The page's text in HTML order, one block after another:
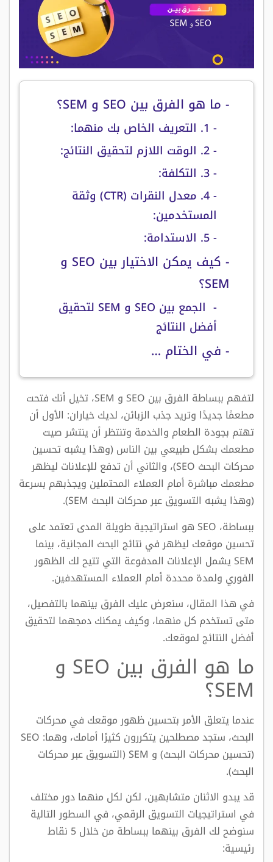
- ما هو الفرق بين SEO و SEM؟
- 1. التعريف الخاص بك منهما:
- 2. الوقت اللازم لتحقيق النتائج:
- 3. التكلفة:
- 4. معدل النقرات (CTR) وثقة
المستخدمين:
- 5. الاستدامة:
- كيف يمكن الاختيار بين SEO و
SEM؟
- الجمع بين SEO و SEM لتحقيق
أفضل النتائج
- في الختام …
لتفهم ببساطة الفرق بين SEO و SEM، تخيل أنك فتحت
مطعمًا جديدًا وتريد جذب الزبائن، لديك خياران: الأول أن
تهتم بجودة الطعام والخدمة وتنتظر أن ينتشر صيت
مطعمك بشكل طبيعي بين الناس (وهذا يشبه تحسين
محركات البحث SEO)، والثاني أن تدفع للإعلانات ليظهر
مطعمك مباشرة أمام العملاء المحتملين ويجذبهم بسرعة
(وهذا يشبه التسويق عبر محركات البحث SEM).
ببساطة، SEO هو استراتيجية طويلة المدى تعتمد على
تحسين موقعك ليظهر في نتائج البحث المجانية، بينما
SEM يشمل الإعلانات المدفوعة التي تتيح لك الظهور
الفوري ولمدة محددة أمام العملاء المستهدفين.
في هذا المقال، سنعرض عليك الفرق بينهما بالتفصيل،
متى تستخدم كل منهما، وكيف يمكنك دمجهما لتحقيق
أفضل النتائج لموقعك.
ما هو الفرق بين SEO و
SEM؟
عندما يتعلق الأمر بتحسين ظهور موقعك في محركات
البحث، ستجد مصطلحين يتكررون كثيرًا أمامك، وهما: SEO
(تحسين محركات البحث) و SEM (التسويق عبر محركات
البحث).
قد يبدو الاثنان متشابهين، لكن لكل منهما دور مختلف
في استراتيجيات التسويق الرقمي، في السطور التالية
سنوضح لك الفرق بينهما ببساطة من خلال 5 نقاط
رئيسية: